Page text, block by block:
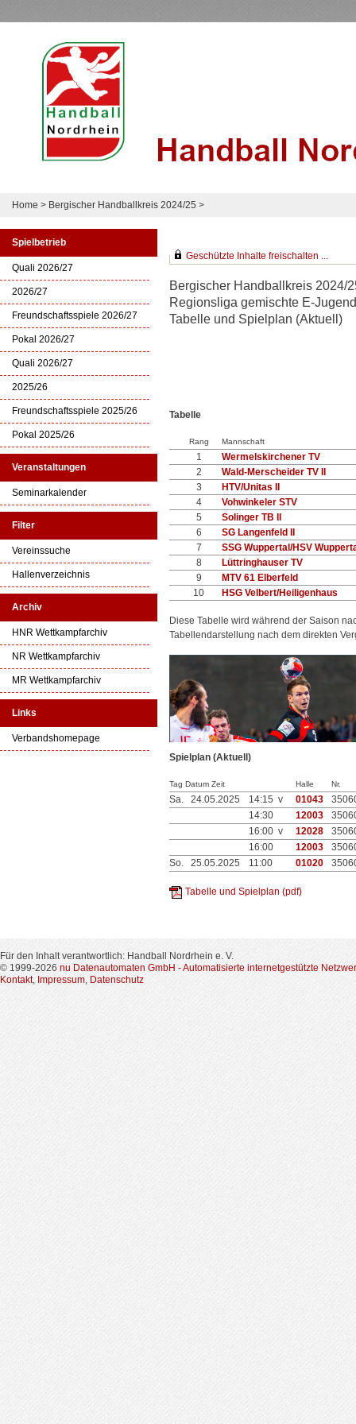
Home > Bergischer Handballkreis 2024/25 >
Spielbetrieb
Quali 2026/27
2026/27
Freundschaftsspiele 2026/27
Pokal 2026/27
Quali 2026/27
2025/26
Freundschaftsspiele 2025/26
Pokal 2025/26
Veranstaltungen
Seminarkalender
Filter
Vereinssuche
Hallenverzeichnis
Archiv
HNR Wettkampfarchiv
NR Wettkampfarchiv
MR Wettkampfarchiv
Links
Verbandshomepage
Geschützte Inhalte freischalten ...
Bergischer Handballkreis 2024/
Regionsliga gemischte E-
Tabelle und Spielplan (Aktuell)
Tabelle
Rang Mannschaft
1
Wermelskirchener TV
2
Wald-Merscheider TV II
3
HTV/Unitas II
4
Vohwinkeler STV
5
Solinger TB II
6
SG Langenfeld II
7
SSG Wuppertal/HSV
8
Lüttringhauser TV
9
MTV 61 Elberfeld
10
HSG Velbert/Heiligenhaus
Diese Tabelle wird während der Saison
Tabellendarstellung nach dem direkten
Spielplan (Aktuell)
Tag Datum Zeit Halle Nr.
Sa. 24.05.2025 14:15 v 01043
14:30
12003
16:00 v
12028
16:00
12003
So.
25.05.2025 11:00 01020
Tabelle und Spielplan (pdf)
Für den Inhalt verantwortlich: Handball Nordrhein e. V.
© 1999-2026 nu Datenautomaten GmbH - Automatisierte internetgestützte
Kontakt, Impressum, Datenschutz